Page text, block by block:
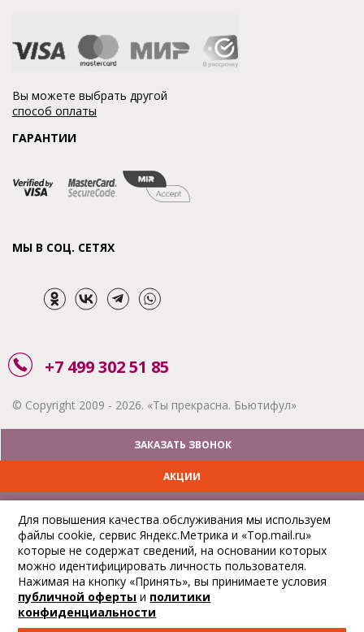
Вы можете выбрать другой
способ оплаты
ГАРАНТИИ
МЫ В СОЦ. СЕТЯХ
+7 499 302 51 85
© Copyright 2009 - 2026. «Ты прекрасна. Бьютифул»
ЗАКАЗАТЬ ЗВОНОК
АКЦИИ
ОПЛАТА
ОТСЛЕДИТЬ ЗАКАЗ
Для повышения качества обслуживания мы используем
файлы cookie, сервис Яндекс.Метрика и «Top.mail.ru»
которые не содержат сведений, на основании которых
можно идентифицировать личность пользователя.
Нажимая на кнопку «Принять», вы принимаете условия
публичной оферты и политики
конфиденциальности